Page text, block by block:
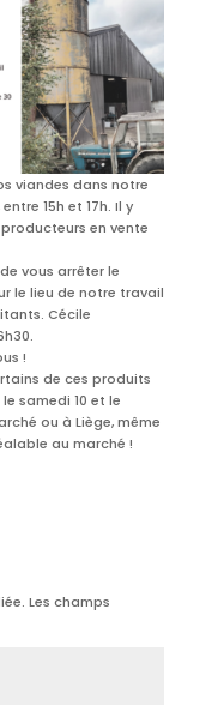
viandes dans notre
15h et 17h. Il y
en vente
vous arrêter le
le lieu de notre travail
Cécile
!
de ces produits
samedi 10 et le
ou à Liège, même
au marché !
Les champs